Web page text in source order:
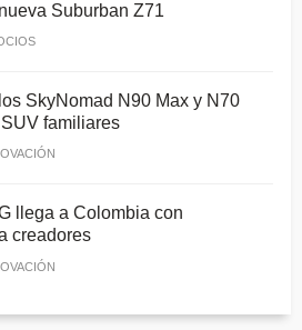
Suburban Z71
SkyNomad N90 Max y N70
familiares
llega a Colombia con
creadores